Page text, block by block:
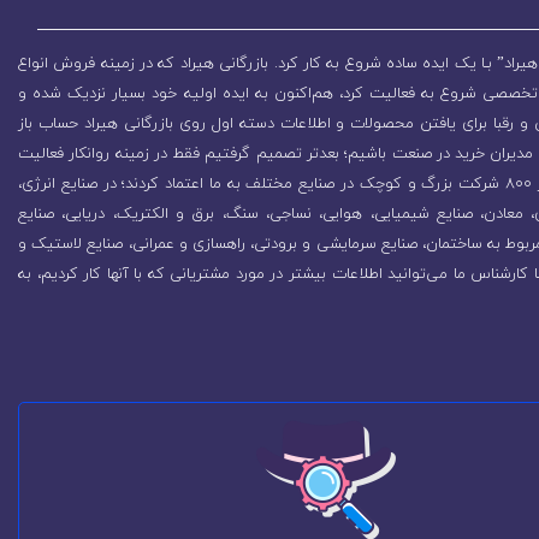
بـا یک ایده ساده شروع به کار کرد. بازرگانی هیراد که در زمینه فروش انواع
شروع به فعالیت کرد، هم‌اکنون به ایده اولیه خود بسیار نزدیک شده و
برای یافتن محصولات و اطلاعات دسته اول روی بازرگانی هیراد حساب باز
خرید در صنعت باشیم؛ بعدتر تصمیم گرفتیم فقط در زمینه روانکار فعالیت
کنیم که باعث رشد روزافزون مجموعه شد. در همین راستا بیش از 800 شرکت بزرگ و کوچک در صنایع مختلف به ما اعتماد کردند؛ در صنایع انرژی،
معادن، صنایع شیمیایی، هوایی، نساجی، سنگ، برق و الکتریک، دریایی، صنایع
به ساختمان، صنایع سرمایشی و برودتی، راهسازی و عمرانی، صنایع لاستیک و
کارشناس ما می‌توانید اطلاعات بیشتر در مورد مشتریانی که با آنها کار کردیم، به